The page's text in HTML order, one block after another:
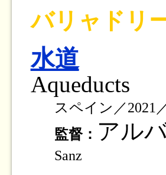
バリャドリ
水道
Aqueducts
スペイン／2021
監督： アル
Sanz